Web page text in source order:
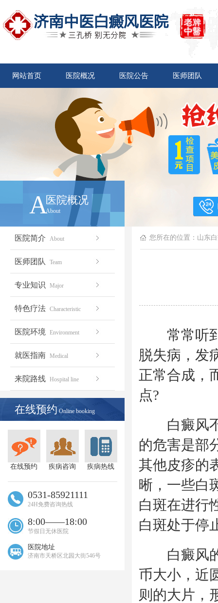
网站首页 医院概况 医院公告 医师团队
A医院概况
About
医院简介 About
医师团队 Team
专业知识 Major
特色疗法 Characteristic
医院环境 Environment
就医指南 Medical
来院路线 Hospital line
在线预约 Online booking
在线预约 疾病咨询 疾病热线
0531-85921111
24H免费咨询热线
8:00——18:00
节假日无休医院
医院地址
济南市天桥区北园大街546号
您所在的位置： 山东
常常听到
脱失病，发
正常合成，
点?
白癜风不
的危害是部
其他皮疹的
晰，一些白
白斑在进行
白斑处于停
白癜风的
币大小，近
则的大片，